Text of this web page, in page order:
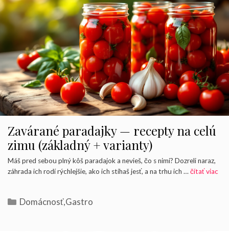
Zavárané paradajky — recepty na celú
zimu (základný + varianty)
Máš pred sebou plný kôš paradajok a nevieš, čo s nimi? Dozreli naraz,
záhrada ich rodí rýchlejšie, ako ich stíhaš jesť, a na trhu ich … čítať viac
Kategórie
Domácnosť,Gastro